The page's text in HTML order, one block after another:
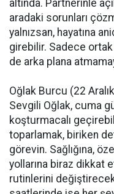
altında. Partnerinle
aradaki sorunları
yalnızsan, hayatına
girebilir. Sadece
de arka plana
Oğlak Burcu (22
Sevgili Oğlak, cuma
koşturmacalı
toparlamak, biriken
görevin. Sağlığına,
yollarına biraz dikkat
rutinlerini